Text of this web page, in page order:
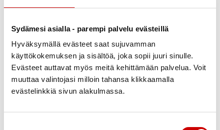
Sydämesi asialla - parempi palvelu evästeillä
Hyväksymällä evästeet saat sujuvamman
käyttökokemuksen ja sisältöä, joka sopii juuri sinulle.
Evästeet auttavat myös meitä kehittämään palvelua. Voit
muuttaa valintojasi milloin tahansa klikkaamalla
evästelinkkiä sivun alakulmassa.
ibuprofen
vagitorier för lokal behandling
många antibiotika, till exempel metronidazol,
erytromycin, cefalexin, klaritromycin, tetracyklin
och sulfatrimetoprim
tyroxin mot hypotyreos (Thyroxin®)
amiodaron mot hjärtrytmstörningar